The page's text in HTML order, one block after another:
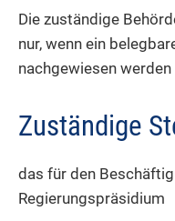
Die zuständige
nur, wenn ein
nachgewiesen werden
Zuständige
das für den
Regierungspräsidium